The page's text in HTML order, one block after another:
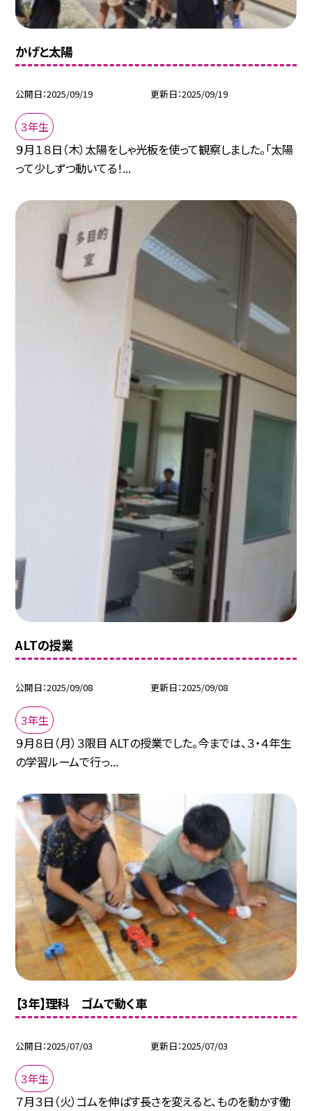
かげと太陽
公開日 2025/09/19 更新日 2025/09/19
３年生
９月１８日（木）太陽をしゃ光板を使って観察しました。「太陽
って少しずつ動いてる！...
ALTの授業
公開日 2025/09/08 更新日 2025/09/08
３年生
９月８日（月）３限目 ALTの授業でした。今までは、３・４年生
の学習ルームで行っ...
【3年】理科 ゴムで動く車
公開日 2025/07/03 更新日 2025/07/03
３年生
７月３日（火）ゴムを伸ばす長さを変えると、ものを動かす働